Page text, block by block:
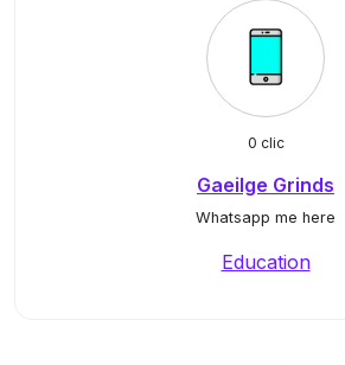
0 clic
Gaeilge Grinds
Whatsapp me here
Education